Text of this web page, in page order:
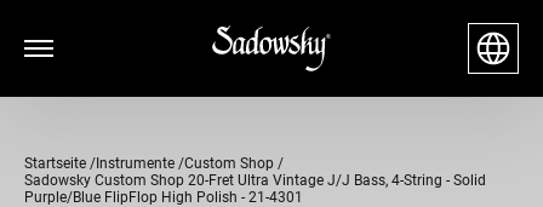
Startseite Instrumente Custom Shop
Sadowsky Custom Shop 20-Fret Ultra Vintage J/J Bass, 4-String - Solid
Purple/Blue FlipFlop High Polish - 21-4301